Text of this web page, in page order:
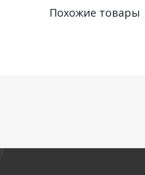
Похожие товары